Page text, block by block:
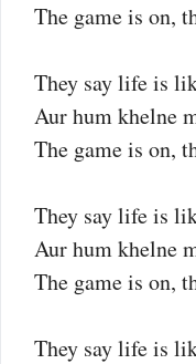
The game is on,
They say life is
Aur hum khelne
The game is on,
They say life is
Aur hum khelne
The game is on,
They say life is